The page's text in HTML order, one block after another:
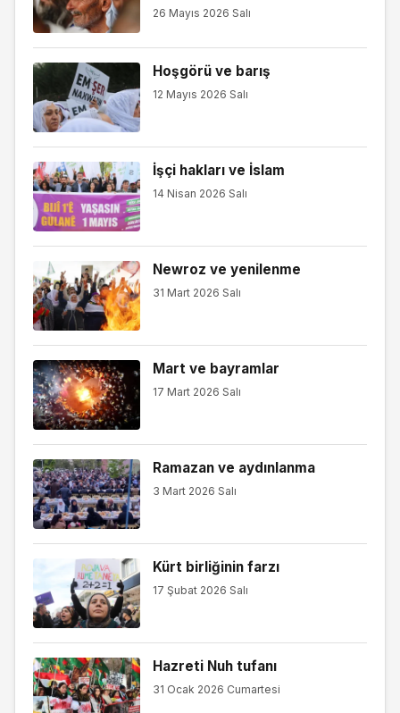
26 Mayıs 2026 Salı
Hoşgörü ve barış
12 Mayıs 2026 Salı
İşçi hakları ve İslam
14 Nisan 2026 Salı
Newroz ve yenilenme
31 Mart 2026 Salı
Mart ve bayramlar
17 Mart 2026 Salı
Ramazan ve aydınlanma
3 Mart 2026 Salı
Kürt birliğinin farzı
17 Şubat 2026 Salı
Hazreti Nuh tufanı
31 Ocak 2026 Cumartesi